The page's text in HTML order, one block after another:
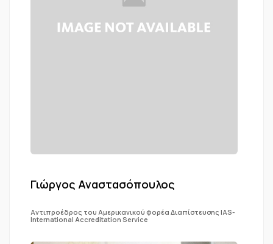
Γιώργος Αναστασόπουλος
Αντιπροέδρος του Αμερικανικού φορέα Διαπίστευσης IAS-
International Accreditation Service